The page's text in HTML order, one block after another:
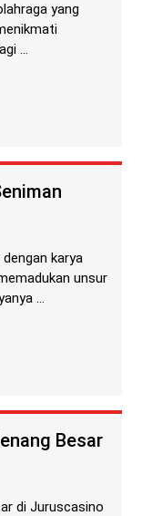
yang
...
karya
unsur
...
Besar
di Juruscasino